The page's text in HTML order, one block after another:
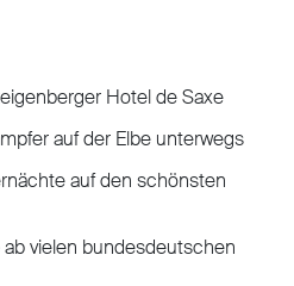
Hotel de Saxe
auf der Elbe unterwegs
auf den schönsten
vielen bundesdeutschen